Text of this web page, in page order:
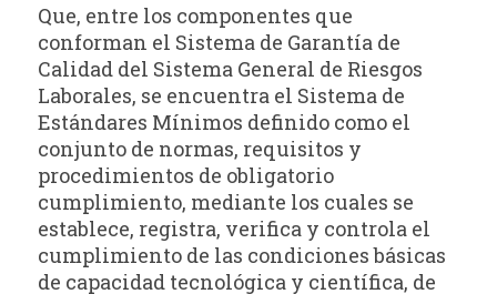
Que, entre los componentes que
conforman el Sistema de Garantía de
Calidad del Sistema General de Riesgos
Laborales, se encuentra el Sistema de
Estándares Mínimos definido como el
conjunto de normas, requisitos y
procedimientos de obligatorio
cumplimiento, mediante los cuales se
establece, registra, verifica y controla el
cumplimiento de las condiciones básicas
de capacidad tecnológica y científica, de